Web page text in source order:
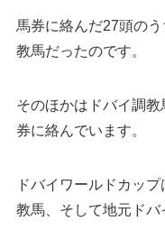
馬券に絡んだ27頭の
教馬だったのです。
そのほかはドバイ調
券に絡んでいます。
ドバイワールドカッ
教馬、そして地元ドバ